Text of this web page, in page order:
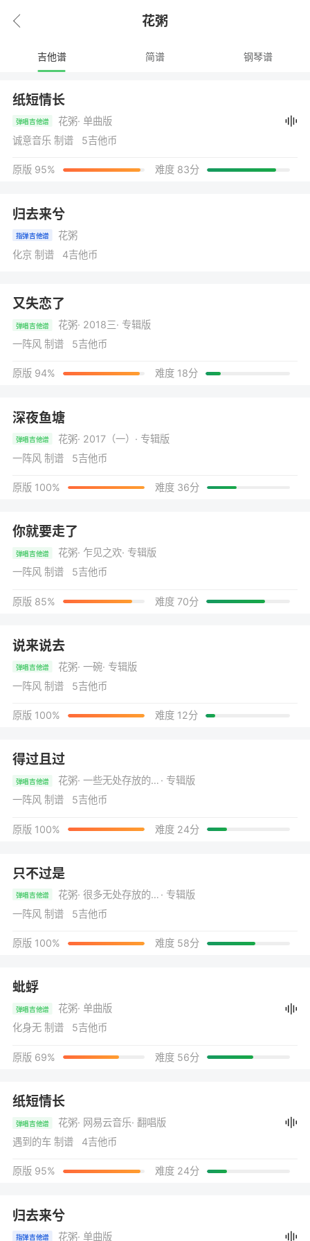
花粥
吉他谱 简谱 钢琴谱
纸短情长
弹唱吉他谱 花粥· 单曲版
诚意音乐 制谱 5吉他币
原版 95% 难度 83分
归去来兮
指弹吉他谱
花粥
化京 制谱 4吉他币
又失恋了
弹唱吉他谱 花粥· 2018三· 专辑版
一阵风 制谱 5吉他币
原版 94% 难度 18分
深夜鱼塘
弹唱吉他谱 花粥· 2017（一） · 专辑版
一阵风 制谱 5吉他币
原版 100% 难度 36分
你就要走了
弹唱吉他谱 花粥· 乍见之欢· 专辑版
一阵风 制谱 5吉他币
原版 85% 难度 70分
说来说去
弹唱吉他谱 花粥· 一碗· 专辑版
一阵风 制谱 5吉他币
原版 100% 难度 12分
得过且过
弹唱吉他谱 花粥 · 一些无处存放的歌曲 · 专辑版
一阵风 制谱 5吉他币
原版 100% 难度 24分
只不过是
弹唱吉他谱 花粥 · 很多无处存放的歌曲 · 专辑版
一阵风 制谱 5吉他币
原版 100% 难度 58分
蚍蜉
弹唱吉他谱 花粥· 单曲版
化身无 制谱 5吉他币
原版 69% 难度 56分
纸短情长
弹唱吉他谱 花粥· 网易云音乐· 翻唱版
遇到的车 制谱 4吉他币
原版 95% 难度 24分
归去来兮
指弹吉他谱 花粥· 单曲版